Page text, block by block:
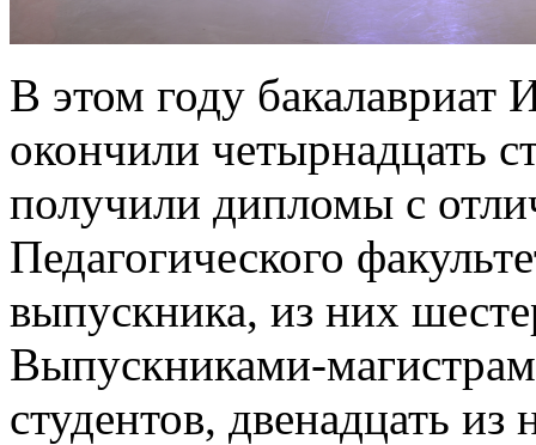
В этом году бакалавриат
окончили четырнадцать
получили дипломы с
Педагогического
выпускника, из них
Выпускниками-
студентов, двенадцать